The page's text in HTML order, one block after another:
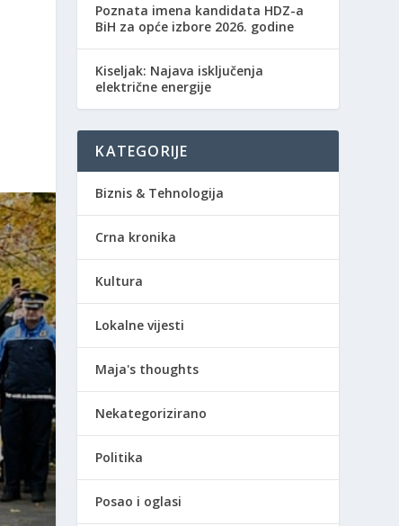
Poznata imena kandidata HDZ-a
BiH za opće izbore 2026. godine
Kiseljak: Najava isključenja
električne energije
KATEGORIJE
Biznis & Tehnologija
Crna kronika
Kultura
Lokalne vijesti
Maja's thoughts
Nekategorizirano
Politika
Posao i oglasi